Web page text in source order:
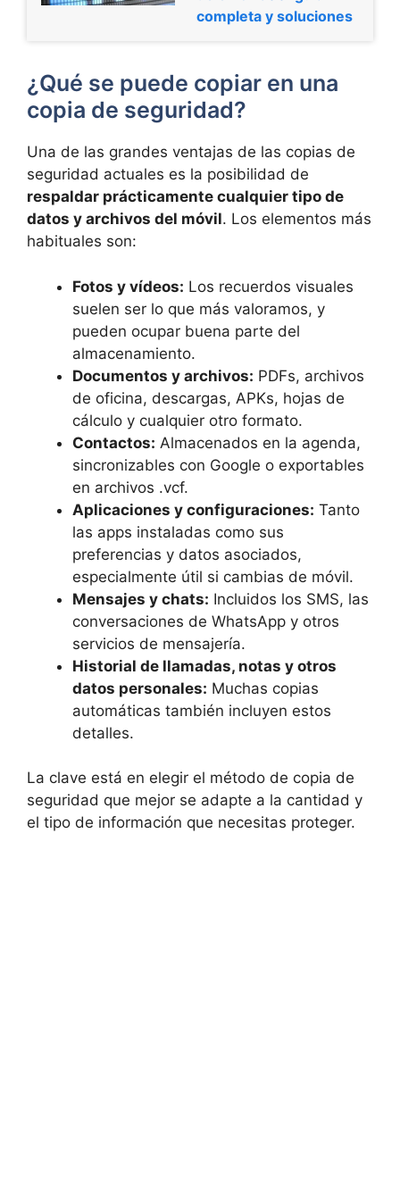
completa y soluciones
¿Qué se puede copiar en una
copia de seguridad?
Una de las grandes ventajas de las copias de
seguridad actuales es la posibilidad de
respaldar prácticamente cualquier tipo de
datos y archivos del móvil. Los elementos más
habituales son:
Fotos y vídeos: Los recuerdos visuales
suelen ser lo que más valoramos, y
pueden ocupar buena parte del
almacenamiento.
Documentos y archivos: PDFs, archivos
de oficina, descargas, APKs, hojas de
cálculo y cualquier otro formato.
Contactos: Almacenados en la agenda,
sincronizables con Google o exportables
en archivos .vcf.
Aplicaciones y configuraciones: Tanto
las apps instaladas como sus
preferencias y datos asociados,
especialmente útil si cambias de móvil.
Mensajes y chats: Incluidos los SMS, las
conversaciones de WhatsApp y otros
servicios de mensajería.
Historial de llamadas, notas y otros
datos personales: Muchas copias
automáticas también incluyen estos
detalles.
La clave está en elegir el método de copia de
seguridad que mejor se adapte a la cantidad y
el tipo de información que necesitas proteger.